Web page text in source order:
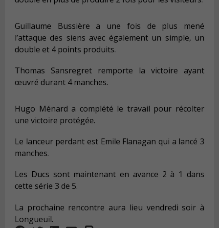
Guillaume Bussière a une fois de plus mené
l’attaque des siens avec également un simple, un
double et 4 points produits.
Thomas Sansregret remporte la victoire ayant
œuvré durant 4 manches.
Hugo Ménard a complété le travail pour récolter
une victoire protégée.
Le lanceur perdant est Emile Flanagan qui a lancé 3
manches.
Les Ducs sont maintenant en avance 2 à 1 dans
cette série 3 de 5.
La prochaine rencontre aura lieu vendredi soir à
Longueuil.